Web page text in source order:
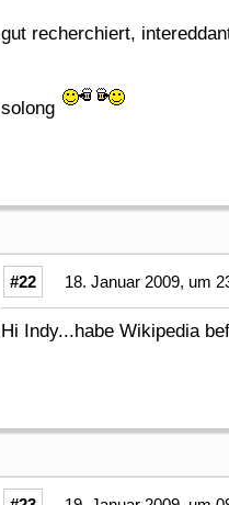
gut recherchiert,
solong
#22 18. Januar 2009, um
Hi Indy...habe Wikipedia